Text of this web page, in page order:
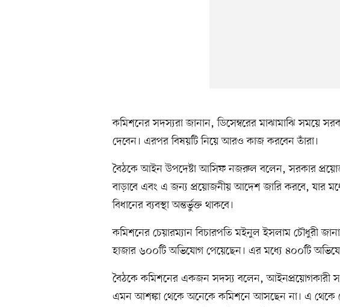
কমিশনের সদস্যরা জানান, ডিসেম্বরের মাঝামাঝি সময়ে
দেবেন। এরপর বিষয়টি নিয়ে আরও কাজ করবেন তাঁরা।
বৈঠকে আইন উপদেষ্টা আসিফ নজরুল বলেন, সরকার
বাড়াবে এবং এ জন্য প্রয়োজনীয় আদেশ জারি করবে, যার
বিধানের ব্যবস্থা অন্তর্ভুক্ত থাকবে।
কমিশনের চেয়ারম্যান বিচারপতি মইনুল ইসলাম চৌধুরী
হাজার ৬০০টি অভিযোগ পেয়েছেন। এর মধ্যে ৪০০টি
বৈঠকে কমিশনের একজন সদস্য বলেন, আইনপ্রয়োগকারী
এমন আশঙ্কা থেকে অনেকে কমিশনে আসছেন না। এ থেকে